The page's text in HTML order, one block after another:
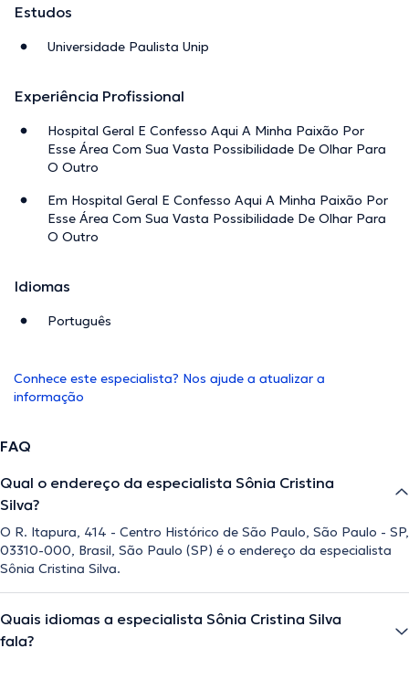
Estudos
Universidade Paulista Unip
Experiência Profissional
Hospital Geral E Confesso Aqui A Minha Paixão Por
Esse Área Com Sua Vasta Possibilidade De Olhar Para
O Outro
Em Hospital Geral E Confesso Aqui A Minha Paixão Por
Esse Área Com Sua Vasta Possibilidade De Olhar Para
O Outro
Idiomas
Português
Conhece este especialista? Nos ajude a atualizar a
informação
FAQ
Qual o endereço da especialista Sônia Cristina
Silva?
O R. Itapura, 414 - Centro Histórico de São Paulo, São Paulo - SP,
03310-000, Brasil, São Paulo (SP) é o endereço da especialista
Sônia Cristina Silva.
Quais idiomas a especialista Sônia Cristina Silva
fala?